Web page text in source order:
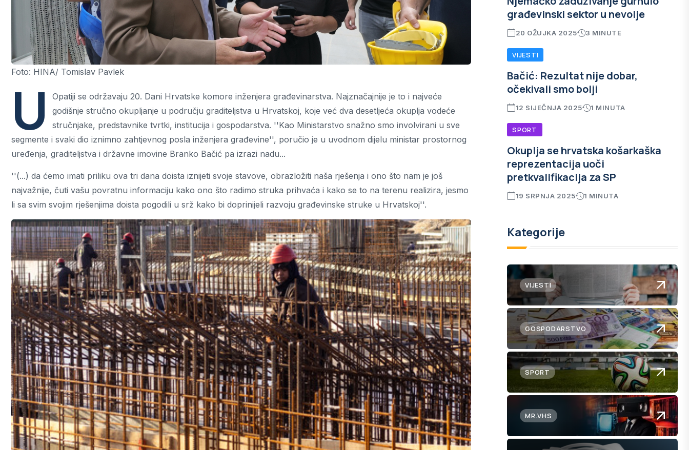
Foto: HINA/ Tomislav Pavlek
U
Opatiji se održavaju 20. Dani Hrvatske komore inženjera građevinarstva. Najznačajnije je to i najveće
godišnje stručno okupljanje u području graditeljstva u Hrvatskoj, koje već dva desetljeća okuplja vodeće
stručnjake, predstavnike tvrtki, institucija i gospodarstva. ''Kao Ministarstvo snažno smo involvirani u sve
segmente i svaki dio iznimno zahtjevnog posla inženjera građevine'', poručio je u uvodnom dijelu ministar prostornog
uređenja, graditeljstva i državne imovine Branko Bačić pa izrazi nadu...
''(...) da ćemo imati priliku ova tri dana doista iznijeti svoje stavove, obrazložiti naša rješenja i ono što nam je još
najvažnije, čuti vašu povratnu informaciju kako ono što radimo struka prihvaća i kako se to na terenu realizira, jesmo
li sa svim svojim rješenjima doista pogodili u srž kako bi doprinijeli razvoju građevinske struke u Hrvatskoj''.
građevinski sektor u nevolje
20 OŽUJKA 2025 3 MINUTE
VIJESTI
Bačić: Rezultat nije dobar,
očekivali smo bolji
12 SIJEČNJA 2025 1 MINUTA
SPORT
Okuplja se hrvatska košarkaška
reprezentacija uoči
pretkvalifikacija za SP
19 SRPNJA 2025 1 MINUTA
Kategorije
VIJESTI
GOSPODARSTVO
SPORT
MR.VHS